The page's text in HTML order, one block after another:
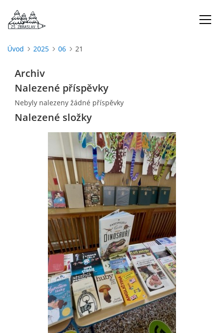
O NÁS
ŠKOLNÍ ROK
ŠKOLSKÁ RADA
ENVIRONMENTÁLNÍ VÝCHOVA
FOTOALBUM
ŠKOLNÍ DRUŽINA
ŠKOLNÍ JÍDELNA
Úvod 2025 06 21
Archiv
Nalezené příspěvky
Nebyly nalezeny žádné příspěvky
Nalezené složky